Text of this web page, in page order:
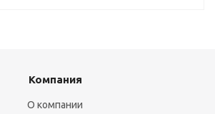
Компания
О компании